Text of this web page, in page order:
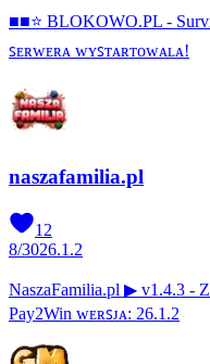
■■⭐ BLOKOWO.PL -
ꜱᴇʀᴡᴇʀᴀ ᴡʏꜱᴛᴀʀᴛᴏᴡᴀʟᴀ!
naszafamilia.pl
12
8/3026.1.2
NaszaFamilia.pl ▶ v1.4.3 -
Pay2Win ᴡᴇʀꜱᴊᴀ: 26.1.2